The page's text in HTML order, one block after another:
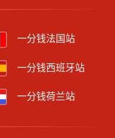
一分钱法国站
一分钱西班牙站
一分钱荷兰站